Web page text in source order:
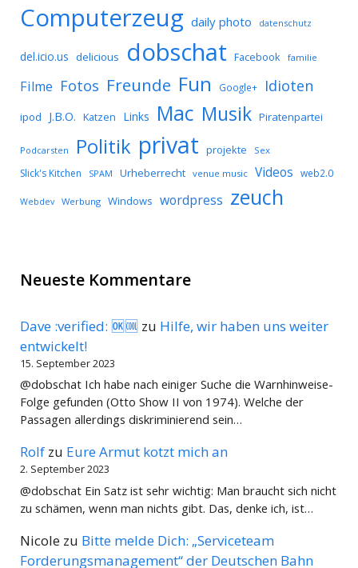
Computerzeug daily photo datenschutz
del.icio.us delicious dobschat Facebook familie
Filme Fotos Freunde Fun Google+ Idioten
ipod J.B.O. Katzen Links Mac Musik Piratenpartei
Podcarsten Politik privat projekte Sex
Slick's Kitchen SPAM Urheberrecht venue music Videos web2.0
Webdev Werbung Windows wordpress zeuch
Neueste Kommentare
Dave :verified: 🆗🆒 zu Hilfe, wir haben uns weiter
entwickelt!
15. September 2023
@dobschat Ich habe nach einiger Suche die Warnhinweise-
Folge gefunden (Otto Show II von 1974). Welche der
Passagen allerdings diskriminierend sein…
Rolf zu Eure Armut kotzt mich an
2. September 2023
@dobschat Ein Satz ist sehr wichtig: Man braucht sich nicht
zu schämen, wenn man nichts gibt. Das, denke ich, ist…
Nicole zu Bitte melde Dich: „Serviceteam
Forderungsmanagement“ der Deutschen Bahn